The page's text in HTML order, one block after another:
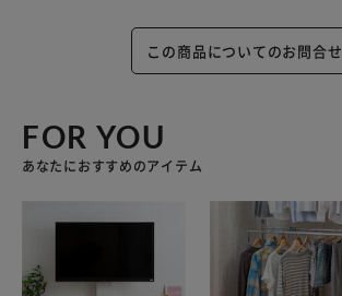
この商品についてのお問合せ
FOR YOU
あなたにおすすめのアイテム